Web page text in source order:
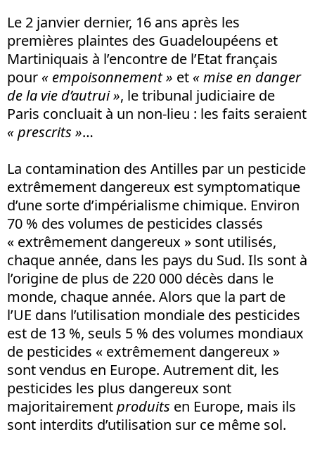
Le 2 janvier dernier, 16 ans après les
premières plaintes des Guadeloupéens et
Martiniquais à l’encontre de l’Etat français
pour « empoisonnement » et « mise en danger
de la vie d’autrui », le tribunal judiciaire de
Paris concluait à un non-lieu : les faits seraient
« prescrits »…
La contamination des Antilles par un pesticide
extrêmement dangereux est symptomatique
d’une sorte d’impérialisme chimique. Environ
70 % des volumes de pesticides classés
« extrêmement dangereux » sont utilisés,
chaque année, dans les pays du Sud. Ils sont à
l’origine de plus de 220 000 décès dans le
monde, chaque année. Alors que la part de
l’UE dans l’utilisation mondiale des pesticides
est de 13 %, seuls 5 % des volumes mondiaux
de pesticides « extrêmement dangereux »
sont vendus en Europe. Autrement dit, les
pesticides les plus dangereux sont
majoritairementproduits en Europe, mais ils
sont interdits d’utilisation sur ce même sol.